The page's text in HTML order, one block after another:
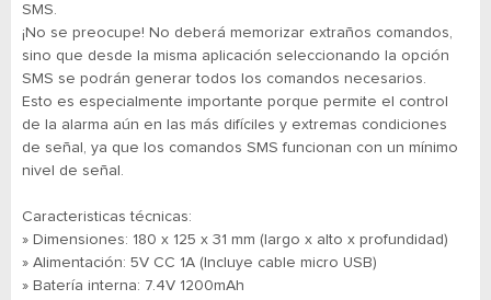
SMS.
¡No se preocupe! No deberá memorizar extraños comandos,
sino que desde la misma aplicación seleccionando la opción
SMS se podrán generar todos los comandos necesarios.
Esto es especialmente importante porque permite el control
de la alarma aún en las más difíciles y extremas condiciones
de señal, ya que los comandos SMS funcionan con un mínimo
nivel de señal.
Caracteristicas técnicas:
» Dimensiones: 180 x 125 x 31 mm (largo x alto x profundidad)
» Alimentación: 5V CC 1A (Incluye cable micro USB)
» Batería interna: 7.4V 1200mAh